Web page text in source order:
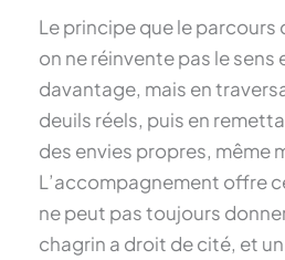
Le principe que le parcours
on ne réinvente pas le sens
davantage, mais en
deuils réels, puis en
des envies propres, même
L’accompagnement offre
ne peut pas toujours
chagrin a droit de cité, et